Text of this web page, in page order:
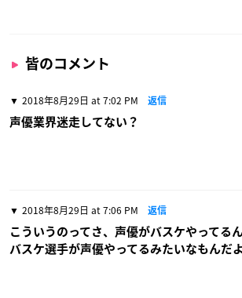
皆のコメント
2018年8月29日 at 7:02 PM 返信
声優業界迷走してない？
2018年8月29日 at 7:06 PM 返信
こういうのってさ、声優がバスケやってる
バスケ選手が声優やってるみたいなもんだよ